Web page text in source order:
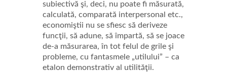
subiectivă şi, deci, nu poate fi măsurată,
calculată, comparată interpersonal etc.,
economiştii nu se sfiesc să deriveze
funcţii, să adune, să împartă, să se joace
de-a măsurarea, în tot felul de grile şi
probleme, cu fantasmele „utilului” – ca
etalon demonstrativ al utilităţii.